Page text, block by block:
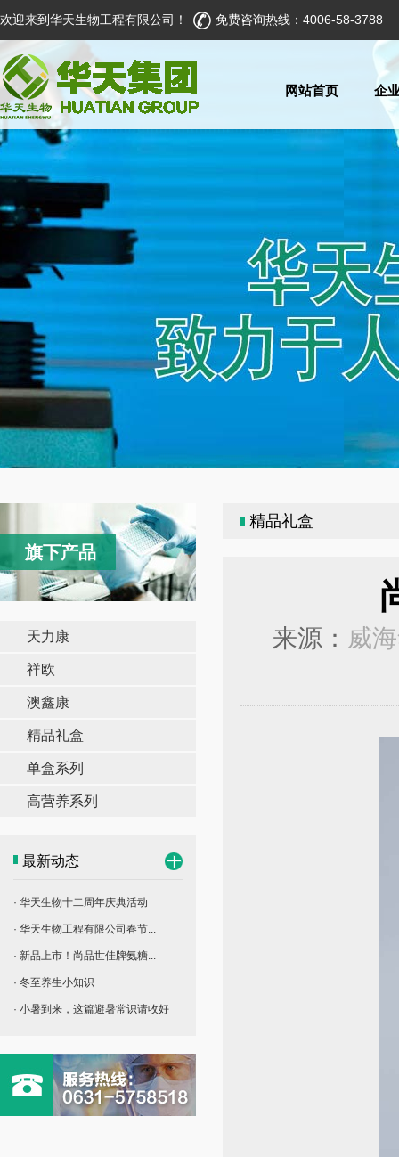
欢迎来到华天生物工程有限公司！ 免费咨询热线：4006-58-3788
网站首页 企
旗下产品
天力康
祥欧
澳鑫康
精品礼盒
单盒系列
高营养系列
最新动态
· 华天生物十二周年庆典活动
· 华天生物工程有限公司春节...
· 新品上市！尚品世佳牌氨糖...
· 冬至养生小知识
· 小暑到来，这篇避暑常识请收好
精品礼盒
来源： 威